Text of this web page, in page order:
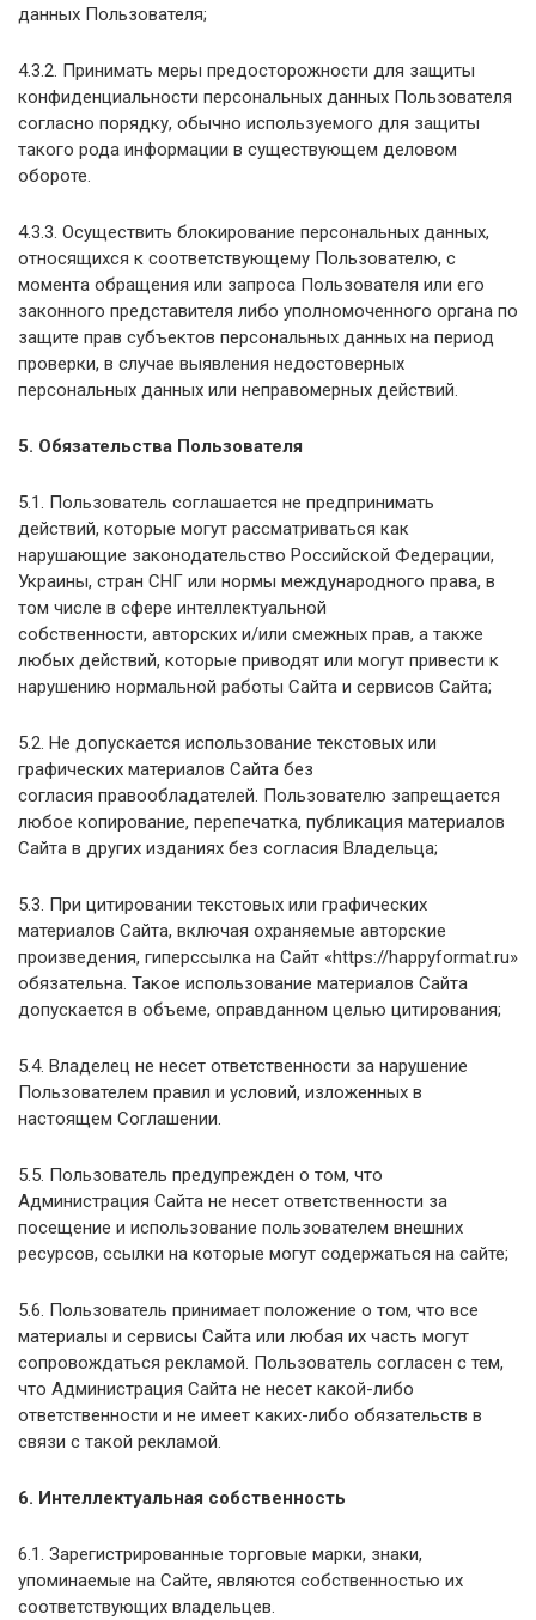
данных Пользователя;
4.3.2. Принимать меры предосторожности для защиты
конфиденциальности персональных данных Пользователя
согласно порядку, обычно используемого для защиты
такого рода информации в существующем деловом
обороте.
4.3.3. Осуществить блокирование персональных данных,
относящихся к соответствующему Пользователю, с
момента обращения или запроса Пользователя или его
законного представителя либо уполномоченного органа по
защите прав субъектов персональных данных на период
проверки, в случае выявления недостоверных
персональных данных или неправомерных действий.
5. Обязательства Пользователя
5.1. Пользователь соглашается не предпринимать
действий, которые могут рассматриваться как
нарушающие законодательство Российской Федерации,
Украины, стран СНГ или нормы международного права, в
том числе в сфере интеллектуальной
собственности, авторских и/или смежных прав, а также
любых действий, которые приводят или могут привести к
нарушению нормальной работы Сайта и сервисов Сайта;
5.2. Не допускается использование текстовых или
графических материалов Сайта без
согласия правообладателей. Пользователю запрещается
любое копирование, перепечатка, публикация материалов
Сайта в других изданиях без согласия Владельца;
5.3. При цитировании текстовых или графических
материалов Сайта, включая охраняемые авторские
произведения, гиперссылка на Сайт «https://happyformat.ru»
обязательна. Такое использование материалов Сайта
допускается в объеме, оправданном целью цитирования;
5.4. Владелец не несет ответственности за нарушение
Пользователем правил и условий, изложенных в
настоящем Соглашении.
5.5. Пользователь предупрежден о том, что
Администрация Сайта не несет ответственности за
посещение и использование пользователем внешних
ресурсов, ссылки на которые могут содержаться на сайте;
5.6. Пользователь принимает положение о том, что все
материалы и сервисы Сайта или любая их часть могут
сопровождаться рекламой. Пользователь согласен с тем,
что Администрация Сайта не несет какой-либо
ответственности и не имеет каких-либо обязательств в
связи с такой рекламой.
6. Интеллектуальная собственность
6.1. Зарегистрированные торговые марки, знаки,
упоминаемые на Сайте, являются собственностью их
соответствующих владельцев.